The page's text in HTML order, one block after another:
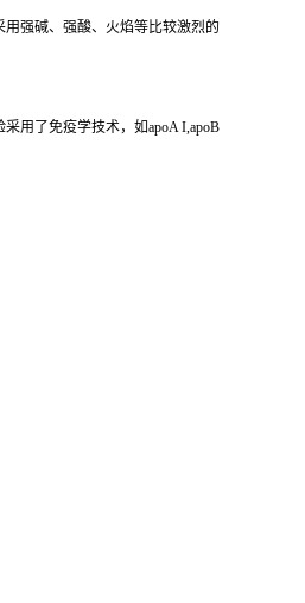
强碱、强酸、火焰等比较激烈的
用了免疫学技术，如apoA I,apoB